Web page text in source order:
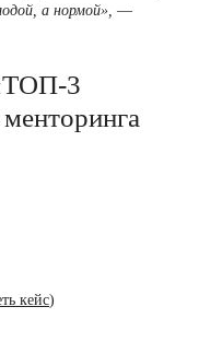
а нормой», —
3
кейс)